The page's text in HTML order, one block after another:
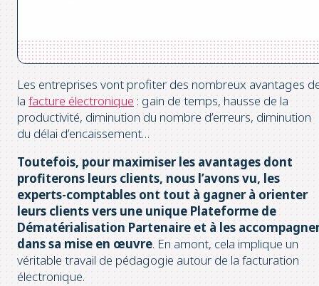
Les entreprises vont profiter des nombreux avantages
la facture électronique : gain de temps, hausse de la
productivité, diminution du nombre d’erreurs, diminution
du délai d’encaissement…
Toutefois, pour maximiser les avantages dont
profiterons leurs clients, nous l’avons vu, les
experts-comptables ont tout à gagner à orienter
leurs clients vers une unique Plateforme de
Dématérialisation Partenaire et à les
dans sa mise en œuvre. En amont, cela implique un
véritable travail de pédagogie autour de la facturation
électronique.